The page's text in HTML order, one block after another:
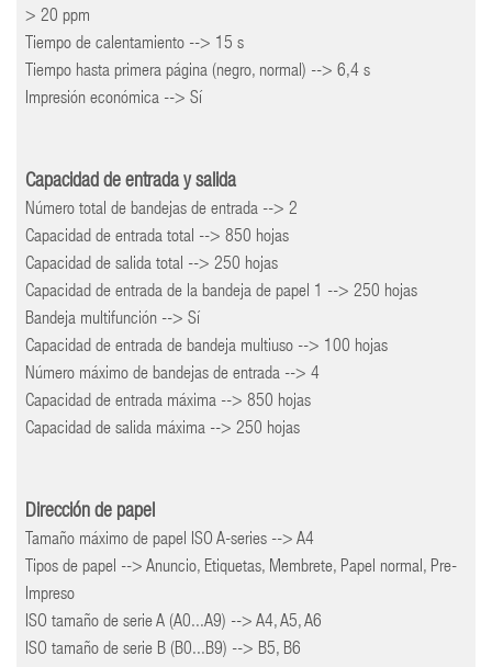
> 20 ppm
Tiempo de calentamiento --> 15 s
Tiempo hasta primera página (negro, normal) --> 6,4 s
Impresión económica --> Sí
Capacidad de entrada y salida
Número total de bandejas de entrada --> 2
Capacidad de entrada total --> 850 hojas
Capacidad de salida total --> 250 hojas
Capacidad de entrada de la bandeja de papel 1 --> 250 hojas
Bandeja multifunción --> Sí
Capacidad de entrada de bandeja multiuso --> 100 hojas
Número máximo de bandejas de entrada --> 4
Capacidad de entrada máxima --> 850 hojas
Capacidad de salida máxima --> 250 hojas
Dirección de papel
Tamaño máximo de papel ISO A-series --> A4
Tipos de papel --> Anuncio, Etiquetas, Membrete, Papel normal, Pre-
Impreso
ISO tamaño de serie A (A0...A9) --> A4, A5, A6
ISO tamaño de serie B (B0...B9) --> B5, B6